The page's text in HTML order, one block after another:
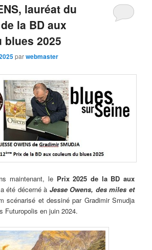
lauréat du
la BD aux
2025
parwebmaster
maintenant, le Prix 2025 de la BD aux
a été décerné à Jesse Owens, des miles et
scénarisé et dessiné par Gradimir Smudja
Futuropolis en juin 2024.